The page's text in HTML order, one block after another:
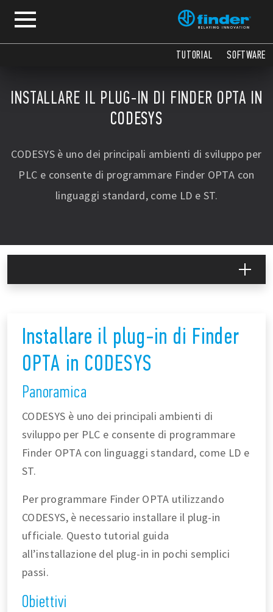
TUTORIAL SOFTWARE
INSTALLARE IL PLUG-IN DI FINDER OPTA IN
CODESYS
CODESYS è uno dei principali ambienti di sviluppo per
PLC e consente di programmare Finder OPTA con
linguaggi standard, come LD e ST.
Installare il plug-in di Finder
OPTA in CODESYS
Panoramica
CODESYS è uno dei principali ambienti di
sviluppo per PLC e consente di programmare
Finder OPTA con linguaggi standard, come LD e
ST.
Per programmare Finder OPTA utilizzando
CODESYS, è necessario installare il plug-in
ufficiale. Questo tutorial guida
all’installazione del plug-in in pochi semplici
passi.
Obiettivi